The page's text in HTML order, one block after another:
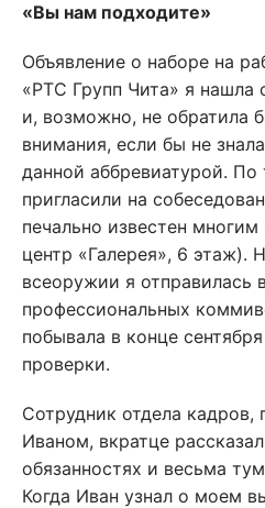
«Вы нам подходите»
Объявление о наборе на
«РТС Групп Чита» я нашла
и, возможно, не обратила
внимания, если бы не
данной аббревиатурой. По
пригласили на
печально известен
центр «Галерея», 6 этаж).
всеоружии я отправилась
профессиональных
побывала в конце
проверки.
Сотрудник отдела кадров,
Иваном, вкратце
обязанностях и весьма
Когда Иван узнал о моем